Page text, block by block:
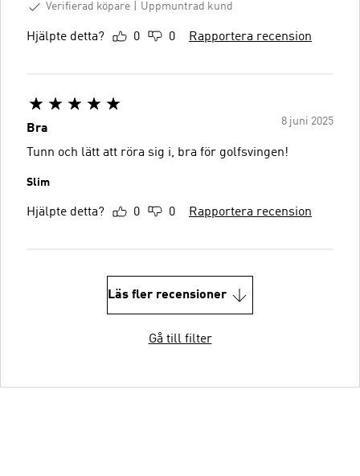
Verifierad köpare
Uppmuntrad kund
Hjälpte detta? 0 0 Rapportera recension
8 juni 2025
Bra
Tunn och lätt att röra sig i, bra för golfsvingen!
Slim
Hjälpte detta? 0 0 Rapportera recension
Läs fler recensioner
Gå till filter